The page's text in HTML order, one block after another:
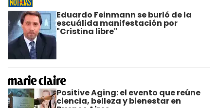
Eduardo Feinmann se burló de la
escuálida manifestación por
"Cristina libre"
Positive Aging: el evento que reúne
ciencia, belleza y bienestar en